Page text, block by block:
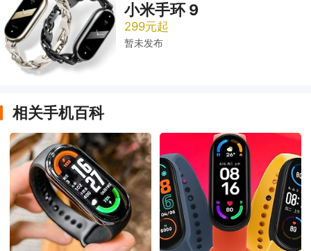
小米手环 9
299元起
暂未发布
相关手机百科